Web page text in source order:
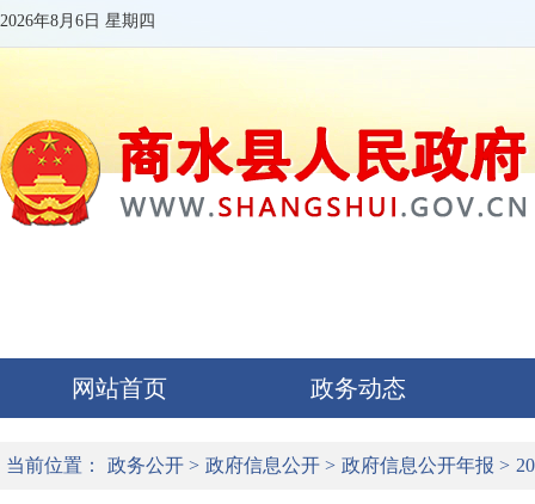
2026年8月6日 星期四
网站首页 政务动态
当前位置： 政务公开 > 政府信息公开 > 政府信息公开年报 >